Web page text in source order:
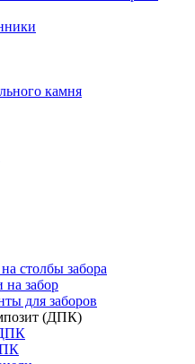
камня
столбы забора
забор
для заборов
(ДПК)